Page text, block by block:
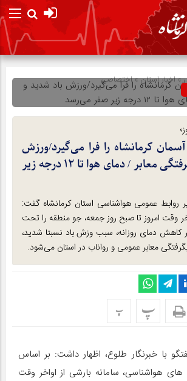
»اخبار استان»اختصاصی
کرمانشاه را فرا می‌گیرد/ورزش
باد شدید و آبگرفتگی معابر / دمای هوا تا ۱۲ درجه زیر
روابط عمومی هواشناسی استان کرمانشاه گفت:
وقت امروز تا صبح روز جمعه، جو منطقه را تحت
بر کاهش دمای روزانه، سبب وزش باد نسبتا شدید،
معابر عمومی و رواناب در استان می‌شود.
پ پ
با خبرنگار طلوع، اظهار داشت: بر اساس
های هواشناسی، سامانه بارشی از اواخر وقت